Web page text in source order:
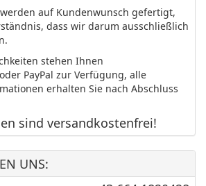
auf Kundenwunsch gefertigt,
dass wir darum ausschließlich
stehen Ihnen
PayPal zur Verfügung, alle
erhalten Sie nach Abschluss
sind versandkostenfrei!
UNS: